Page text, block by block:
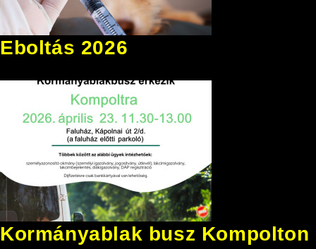
Eboltás 2026
Kormányablak busz Kompolton